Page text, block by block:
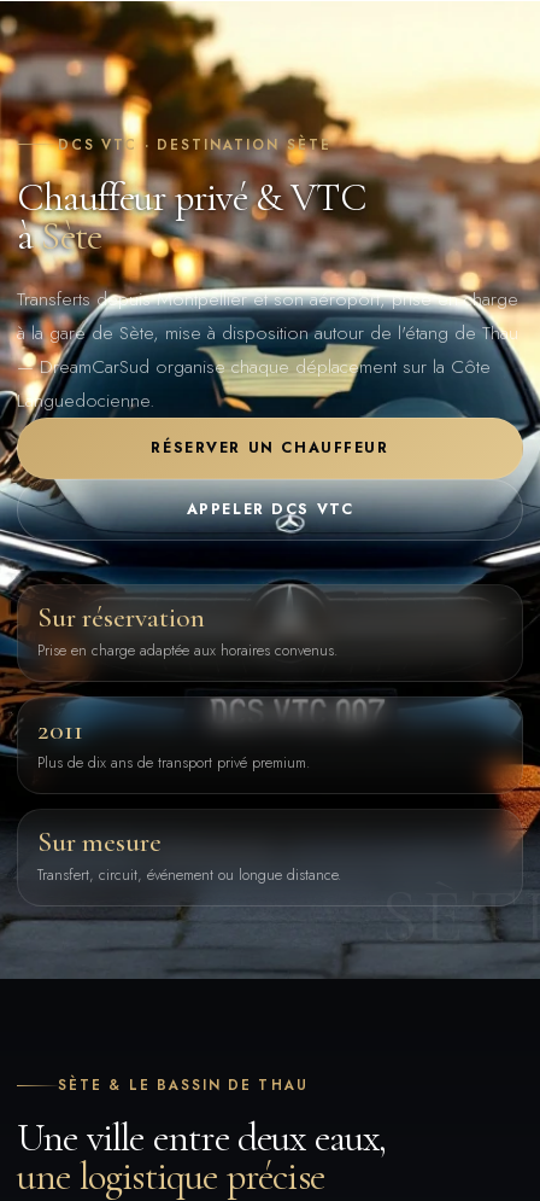
DCS VTC · DESTINATION SÈTE
Chauffeur privé & VTC
àSète
Transferts depuis Montpellier et son aéroport, prise en charge
à la gare de Sète, mise à disposition autour de l'étang de Thau
— DreamCarSud organise chaque déplacement sur la Côte
Languedocienne.
RÉSERVER UN CHAUFFEUR
APPELER DCS VTC
Sur réservation
Prise en charge adaptée aux horaires convenus.
2011
Plus de dix ans de transport privé premium.
Sur mesure
Transfert, circuit, événement ou longue distance.
SÈTE & LE BASSIN DE THAU
Une ville entre deux eaux,
une logistique précise